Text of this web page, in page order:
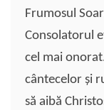
Frumosul
Consolatorul
cel mai
cântecelor şi
să aibă